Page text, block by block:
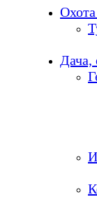
Дача,